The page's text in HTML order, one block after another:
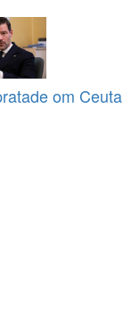
om Ceuta